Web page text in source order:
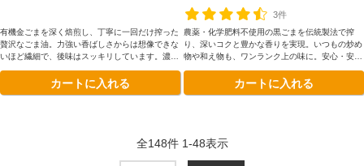
有機金ごまを深く焙煎し、丁寧に一回だけ搾った
贅沢なごま油。力強い香ばしさからは想像できな
いほど繊細で、後味はスッキリしています。濃い
の味を引き立てます。炒め物やタレ、仕上げの
「追いごま油」にも最適です。
カートに入れる
3件
農薬・化学肥料不使用の黒ごまを伝統製法で搾
り、深いコクと豊かな香りを実現。いつもの炒め
物や和え物も、ワンランク上の味に。安心・安全
カートに入れる
全148件 1-48表示